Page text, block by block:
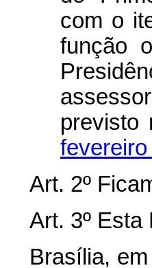
com o
função
previsto
Art. 2º
Art. 3º
Brasília,